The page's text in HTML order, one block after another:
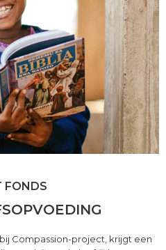
FONDS
Compassion-project, krijgt een